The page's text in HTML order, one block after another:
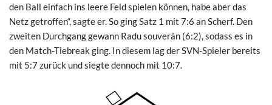
den Ball einfach ins leere Feld spielen können, habe aber das
Netz getroffen“, sagte er. So ging Satz 1 mit 7:6 an Scherf. Den
zweiten Durchgang gewann Radu souverän (6:2), sodass es in
den Match-Tiebreak ging. In diesem lag der SVN-Spieler bereits
mit 5:7 zurück und siegte dennoch mit 10:7.